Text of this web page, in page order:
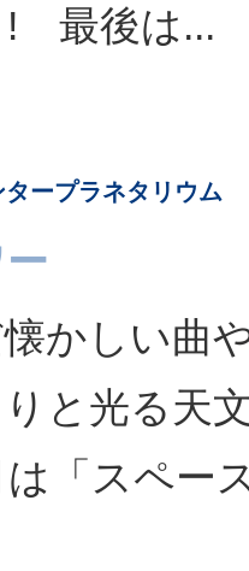
! 最後は...
ープラネタリウム
かしい曲
と光る天
は「スペー